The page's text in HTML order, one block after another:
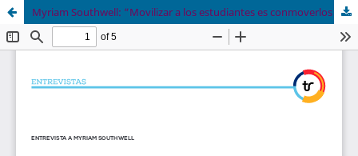
Myriam Southwell: “Movilizar a los estudiantes es conmoverlos para que puedan elegir aprender”. Una lectura entre las desigualdades sociales y la jerarquización docente